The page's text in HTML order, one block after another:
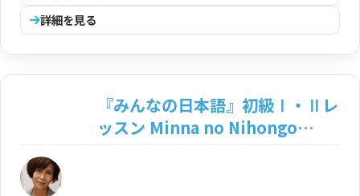
詳細を見る
『みんなの日本語』初級Ⅰ・Ⅱレ
ッスン Minna no Nihongo
Shokyu Ⅰ・Ⅱ Lesson